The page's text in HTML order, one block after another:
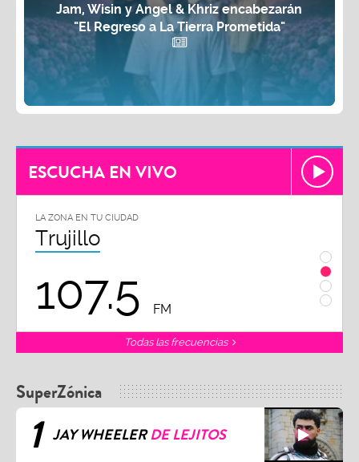
Jam, Wisin y Angel & Khriz encabezarán
"El Regreso a La Tierra Prometida"
ESCUCHA EN VIVO
LA ZONA EN TU CIUDAD
Trujillo
107.5 FM
Todas las frecuencias
SuperZónica
1 JAY WHEELERDE LEJITOS